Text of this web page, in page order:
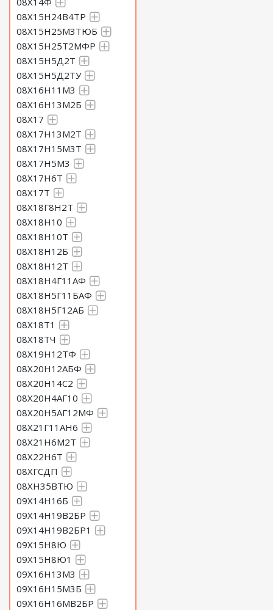
08Х15Н24В4ТР
08Х15Н25М3ТЮБ
08Х15Н25Т2МФР
08Х15Н5Д2Т
08Х15Н5Д2ТУ
08Х16Н11М3
08Х16Н13М2Б
08Х17
08Х17Н13М2Т
08Х17Н15М3Т
08Х17Н5М3
08Х17Н6Т
08Х17Т
08Х18Г8Н2Т
08Х18Н10
08Х18Н10Т
08Х18Н12Б
08Х18Н12Т
08Х18Н4Г11АФ
08Х18Н5Г11БАФ
08Х18Н5Г12АБ
08Х18Т1
08Х18ТЧ
08Х19Н12ТФ
08Х20Н12АБФ
08Х20Н14С2
08Х20Н4АГ10
08Х20Н5АГ12МФ
08Х21Г11АН6
08Х21Н6М2Т
08Х22Н6Т
08ХГСДП
08ХН35ВТЮ
09Х14Н16Б
09Х14Н19В2БР
09Х14Н19В2БР1
09Х15Н8Ю
09Х15Н8Ю1
09Х16Н13М3
09Х16Н15М3Б
09Х16Н16МВ2БР